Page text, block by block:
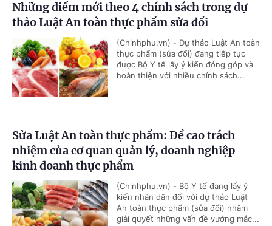
Những điểm mới theo 4 chính sách trong dự
thảo Luật An toàn thực phẩm sửa đổi
(Chinhphu.vn) - Dự thảo Luật An toàn
thực phẩm (sửa đổi) đang tiếp tục
được Bộ Y tế lấy ý kiến đóng góp và
hoàn thiện với nhiều chính sách...
Sửa Luật An toàn thực phẩm: Đề cao trách
nhiệm của cơ quan quản lý, doanh nghiệp
kinh doanh thực phẩm
(Chinhphu.vn) - Bộ Y tế đang lấy ý
kiến nhân dân đối với dự thảo Luật
An toàn thực phẩm (sửa đổi) nhằm
giải quyết những vấn đề vướng mắc...